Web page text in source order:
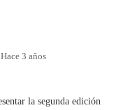
Hace 3 años